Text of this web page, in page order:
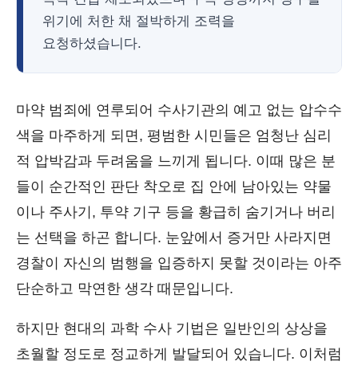
위기에 처한 채 절박하게 조력을
요청하셨습니다.
마약 범죄에 연루되어 수사기관의 예고 없는 압수수
색을 마주하게 되면, 평범한 시민들은 엄청난 심리
적 압박감과 두려움을 느끼게 됩니다. 이때 많은 분
들이 순간적인 판단 착오로 집 안에 남아있는 약물
이나 주사기, 투약 기구 등을 황급히 숨기거나 버리
는 선택을 하곤 합니다. 눈앞에서 증거만 사라지면
경찰이 자신의 범행을 입증하지 못할 것이라는 아주
단순하고 막연한 생각 때문입니다.
하지만 현대의 과학 수사 기법은 일반인의 상상을
초월할 정도로 정교하게 발달되어 있습니다. 이처럼